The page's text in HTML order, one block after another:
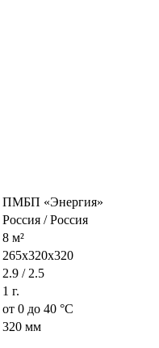
ПМБП «Энергия»
Россия / Россия
8 м²
265х320x320
2.9 / 2.5
1 г.
от 0 до 40 °С
320 мм